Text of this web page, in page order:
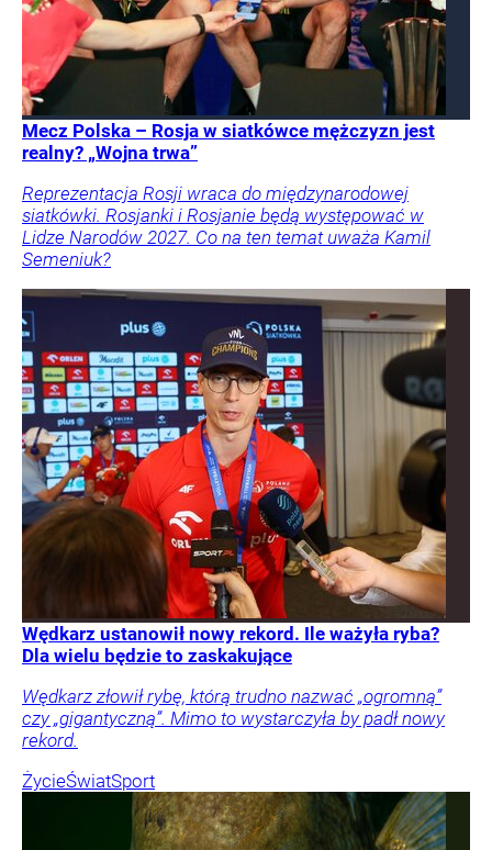
Mecz Polska – Rosja w siatkówce mężczyzn jest
realny? „Wojna trwa”
Reprezentacja Rosji wraca do międzynarodowej
siatkówki. Rosjanki i Rosjanie będą występować w
Lidze Narodów 2027. Co na ten temat uważa Kamil
Semeniuk?
Wędkarz ustanowił nowy rekord. Ile ważyła ryba?
Dla wielu będzie to zaskakujące
Wędkarz złowił rybę, którą trudno nazwać „ogromną”
czy „gigantyczną”. Mimo to wystarczyła by padł nowy
rekord.
ŻycieŚwiatSport